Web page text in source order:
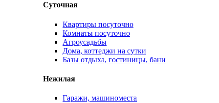
Суточная
Квартиры посуточно
Комнаты посуточно
Агроусадьбы
Дома, коттеджи на сутки
Базы отдыха, гостиницы, бани
Нежилая
Гаражи, машиноместа